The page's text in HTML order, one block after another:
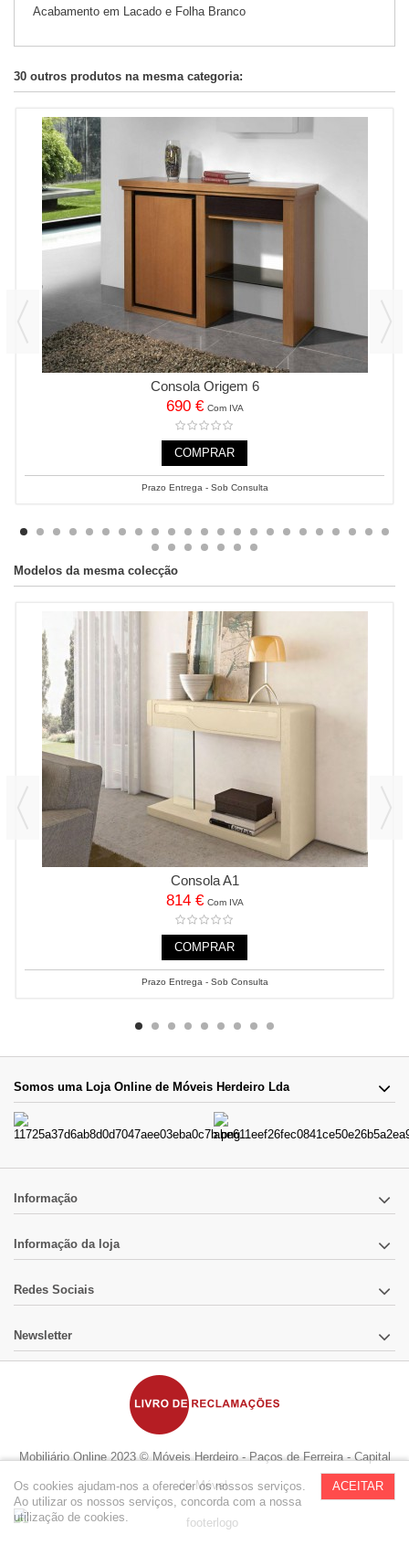
Acabamento em Lacado e Folha Branco
30 outros produtos na mesma categoria:
Consola Origem 6
690 € Com IVA
COMPRAR
Prazo Entrega - Sob Consulta
Modelos da mesma colecção
Consola A1
814 € Com IVA
COMPRAR
Prazo Entrega - Sob Consulta
Somos uma Loja Online de Móveis Herdeiro Lda
Informação
Informação da loja
Redes Sociais
Newsletter
Mobiliário Online 2023 © Móveis Herdeiro - Paços de Ferreira - Capital
do Móvel ACEITAR
Os cookies ajudam-nos a oferecer os nossos serviços.
Ao utilizar os nossos serviços, concorda com a nossa
utilização de cookies.